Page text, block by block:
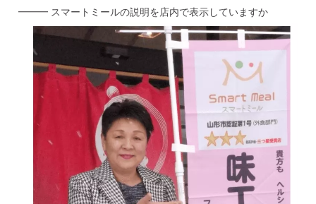
━━━ スマートミールの説明を店内で表示していますか